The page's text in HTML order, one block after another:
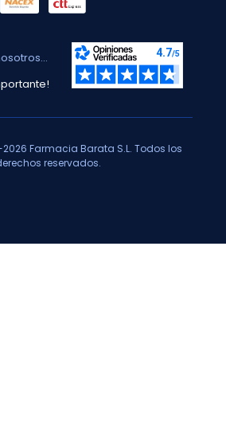
Farmacia Barata S.L. Todos los
reservados.